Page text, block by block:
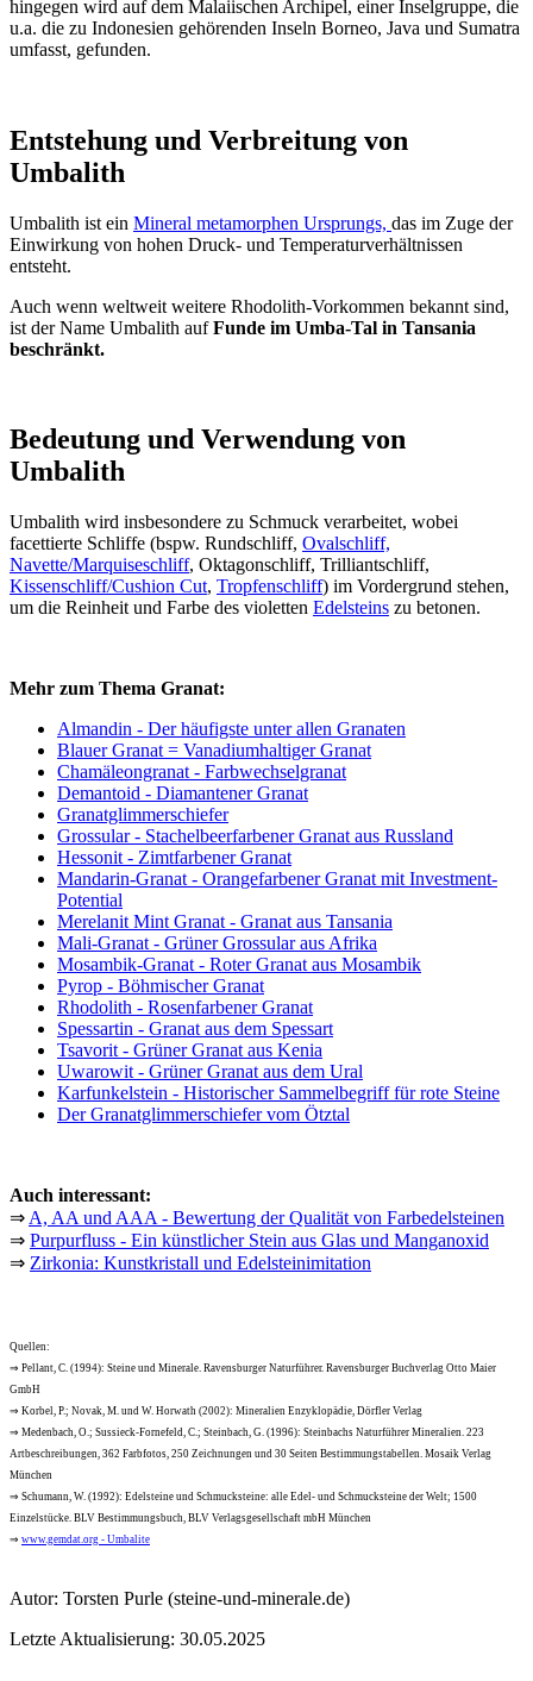
hingegen wird auf dem Malaiischen Archipel, einer Inselgruppe, die
u.a. die zu Indonesien gehörenden Inseln Borneo, Java und Sumatra
umfasst, gefunden.
Entstehung und Verbreitung von
Umbalith
Umbalith ist ein Mineral metamorphen Ursprungs, das im Zuge der
Einwirkung von hohen Druck- und Temperaturverhältnissen
entsteht.
Auch wenn weltweit weitere Rhodolith-Vorkommen bekannt sind,
ist der Name Umbalith aufFunde im Umba-Tal in Tansania
beschränkt.
Bedeutung und Verwendung von
Umbalith
Umbalith wird insbesondere zu Schmuck verarbeitet, wobei
facettierte Schliffe (bspw. Rundschliff, Ovalschliff,
Navette/Marquiseschliff, Oktagonschliff, Trilliantschliff,
Kissenschliff/Cushion Cut, Tropfenschliff) im Vordergrund stehen,
um die Reinheit und Farbe des violetten Edelsteins zu betonen.
Mehr zum Thema Granat:
Almandin - Der häufigste unter allen Granaten
Blauer Granat = Vanadiumhaltiger Granat
Chamäleongranat - Farbwechselgranat
Demantoid - Diamantener Granat
Granatglimmerschiefer
Grossular - Stachelbeerfarbener Granat aus Russland
Hessonit - Zimtfarbener Granat
Mandarin-Granat - Orangefarbener Granat mit Investment-
Potential
Merelanit Mint Granat - Granat aus Tansania
Mali-Granat - Grüner Grossular aus Afrika
Mosambik-Granat - Roter Granat aus Mosambik
Pyrop - Böhmischer Granat
Rhodolith - Rosenfarbener Granat
Spessartin - Granat aus dem Spessart
Tsavorit - Grüner Granat aus Kenia
Uwarowit - Grüner Granat aus dem Ural
Karfunkelstein - Historischer Sammelbegriff für rote Steine
Der Granatglimmerschiefer vom Ötztal
Auch interessant:
⇒ A, AA und AAA - Bewertung der Qualität von Farbedelsteinen
⇒ Purpurfluss - Ein künstlicher Stein aus Glas und Manganoxid
⇒ Zirkonia: Kunstkristall und Edelsteinimitation
Quellen:
⇒ Pellant, C. (1994): Steine und Minerale. Ravensburger Naturführer. Ravensburger Buchverlag Otto Maier
GmbH
⇒ Korbel, P.; Novak, M. und W. Horwath (2002): Mineralien Enzyklopädie, Dörfler Verlag
⇒ Medenbach, O.; Sussieck-Fornefeld, C.; Steinbach, G. (1996): Steinbachs Naturführer Mineralien. 223
Artbeschreibungen, 362 Farbfotos, 250 Zeichnungen und 30 Seiten Bestimmungstabellen. Mosaik Verlag
München
⇒ Schumann, W. (1992): Edelsteine und Schmucksteine: alle Edel- und Schmucksteine der Welt; 1500
Einzelstücke. BLV Bestimmungsbuch, BLV Verlagsgesellschaft mbH München
⇒ www.gemdat.org - Umbalite
Autor: Torsten Purle (steine-und-minerale.de)
Letzte Aktualisierung: 30.05.2025